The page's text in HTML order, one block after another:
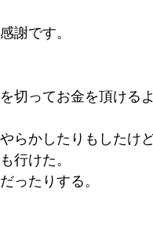
謝です。
切ってお金を頂ける
らかしたりもしたけ
行けた。
ったりする。